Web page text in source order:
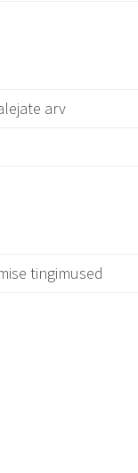
arv
tingimused